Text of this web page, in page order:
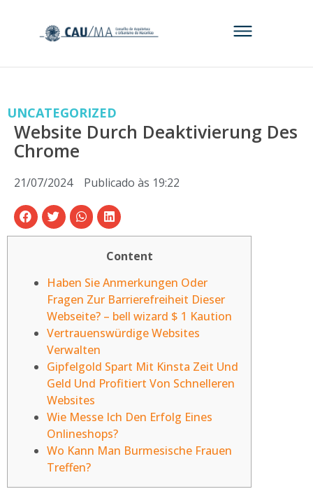
UNCATEGORIZED
Website Durch Deaktivierung Des
Chrome
21/07/2024 Publicado às 19:22
Content
Haben Sie Anmerkungen Oder
Fragen Zur Barrierefreiheit Dieser
Webseite? – bell wizard $ 1 Kaution
Vertrauenswürdige Websites
Verwalten
Gipfelgold Spart Mit Kinsta Zeit Und
Geld Und Profitiert Von Schnelleren
Websites
Wie Messe Ich Den Erfolg Eines
Onlineshops?
Wo Kann Man Burmesische Frauen
Treffen?